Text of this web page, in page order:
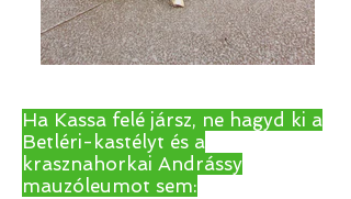
Ha Kassa felé jársz, ne hagyd ki a
Betléri-kastélyt és a
krasznahorkai Andrássy
mauzóleumot sem: